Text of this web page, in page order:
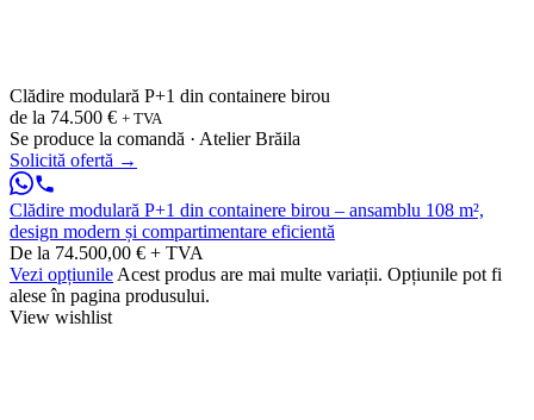
Clădire modulară P+1 din containere birou
de la 74.500 € + TVA
Se produce la comandă · Atelier Brăila
Solicită ofertă →
Clădire modulară P+1 din containere birou – ansamblu 108 m²,
design modern și compartimentare eficientă
De la 74.500,00 € + TVA
Vezi opțiunile Acest produs are mai multe variații. Opțiunile pot fi
alese în pagina produsului.
View wishlist